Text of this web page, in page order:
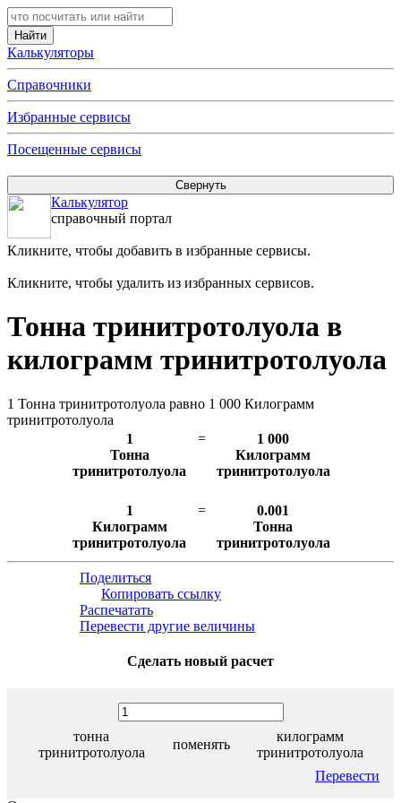
Калькуляторы
Справочники
Избранные сервисы
Посещенные сервисы
Калькулятор
справочный портал
Кликните, чтобы добавить в избранные сервисы.
Кликните, чтобы удалить из избранных сервисов.
Тонна тринитротолуола в
килограмм тринитротолуола
1 Тонна тринитротолуола равно 1 000 Килограмм
тринитротолуола
1
Тонна
тринитротолуола
=
1 000
Килограмм
тринитротолуола
1
Килограмм
тринитротолуола
=
0.001
Тонна
тринитротолуола
Поделиться
Копировать ссылку
Распечатать
Перевести другие величины
Сделать новый расчет
тонна
тринитротолуола
поменять
килограмм
тринитротолуола
Перевести